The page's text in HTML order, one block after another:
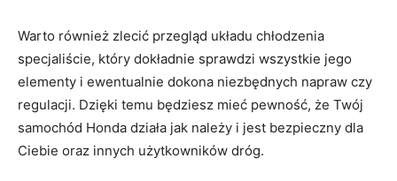
Warto również zlecić przegląd układu chłodzenia
specjaliście, który dokładnie sprawdzi wszystkie jego
elementy⁣ i​ ewentualnie‌ dokona niezbędnych⁤ napraw czy
regulacji. Dzięki temu będziesz ⁢mieć⁤ pewność, że Twój
samochód Honda‌ działa jak należy i jest bezpieczny dla
Ciebie oraz innych użytkowników dróg.